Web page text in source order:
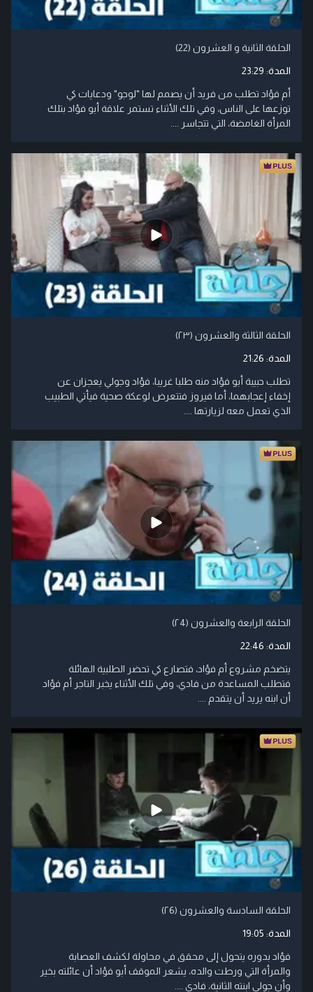
الحلقة الثانية و العشرون (22)
المدة: 23:29
أم فؤاد تطلب من فريد أن يصمم لها "لوجو" ودعايات كي
توزعها على الناس، وفي تلك الأثناء تستمر علاقة أبو فؤاد بتلك
المرأة الغامضة، التي تتجاسر ....
الحلقة الثالثة والعشرون (۲۳)
المدة: 21:26
تطلب حبيبة أبو فؤاد منه طلبا غريبا، فؤاد وجولي يعجزان عن
إخفاء إعجابهما، أما فيروز فتتعرض لوعكة صحية فيأتي الطبيب
الذي تعمل معه لزيارتها ....
الحلقة الرابعة والعشرون (۲4)
المدة: 22:46
يتضخم مشروع أم فؤاد، فتصارع كي تحضر الطلبية الهائلة
فتطلب المساعدة من فادي، وفي تلك الأثناء يخبر التاجر أم فؤاد
أن ابنه يريد أن يتقدم ....
الحلقة السادسة والعشرون (۲6)
المدة: 19:05
فؤاد بدوره يتحول إلى محقق في محاولة لكشف العصابة
والمرأة التي ورطت والده، يشعر الموقف أبو فؤاد أن عائلته بخير
وأن جولي ابنته الثانية، فادي ....